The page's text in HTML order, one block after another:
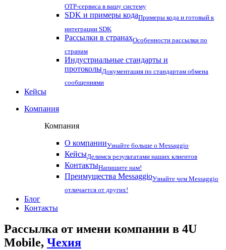
OTP-сервиса в вашу систему
SDK и примеры кодаПримеры кода и готовый к
интеграции SDK
Рассылки в странахОсобенности рассылки по
странам
Индустриальные стандарты и
протоколыДокументация по стандартам обмена
сообщениями
Кейсы
Компания
Компания
О компанииУзнайте больше о Messaggio
КейсыДелимся результатами наших клиентов
КонтактыНапишите нам!
Преимущества MessaggioУзнайте чем Messaggio
отличается от других!
Блог
Контакты
Рассылка от имени компании в 4U
Mobile, Чехия